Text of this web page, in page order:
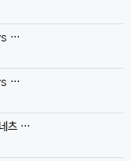
…
…
츠 …